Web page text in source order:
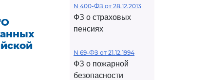
N 400-ФЗ от 28.12.2013
ФЗ о страховых
пенсиях
N 69-ФЗ от 21.12.1994
ФЗ о пожарной
безопасности